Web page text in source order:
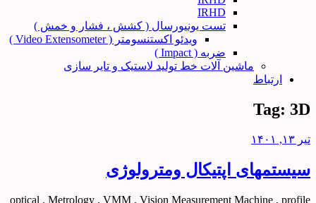
IRHD
تست یونیورسال ( کشش ، فشار و خمش )
ویدئو اکستنسومتر ( Video Extensometer )
ضربه ( Impact )
ماشین آلات خط تولید لاستیک و تایر سازی
ارتباط
Tag: 3D
تیر ۱۳, ۱۴۰۱
سیستمهای اپتیکال ومترولوژی
optical . Metrology , VMM , Vision Measurement Machine , profile